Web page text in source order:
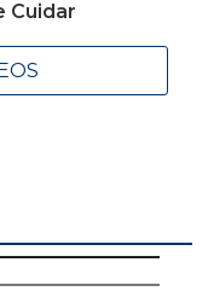
Cuidar